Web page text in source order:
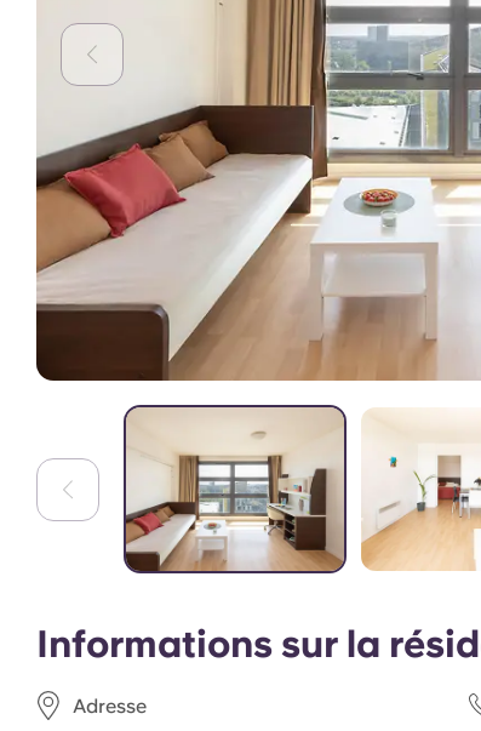
VCARB alimente l'innovation,
inoubliables pour les étudiants.
Informations sur la
Adresse